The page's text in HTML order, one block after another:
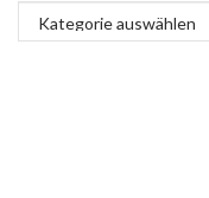
Kategorien